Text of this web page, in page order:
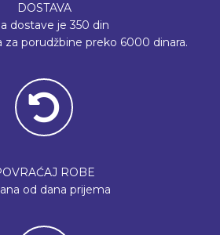
DOSTAVA
dostave je 350 din
za porudžbine preko 6000 dinara.
ROBE
od dana prijema